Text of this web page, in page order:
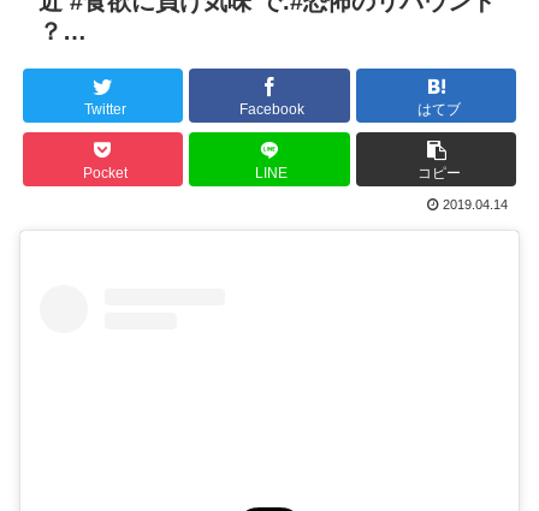
？…
Twitter Facebook はてブ
Pocket LINE コピー
2019.04.14